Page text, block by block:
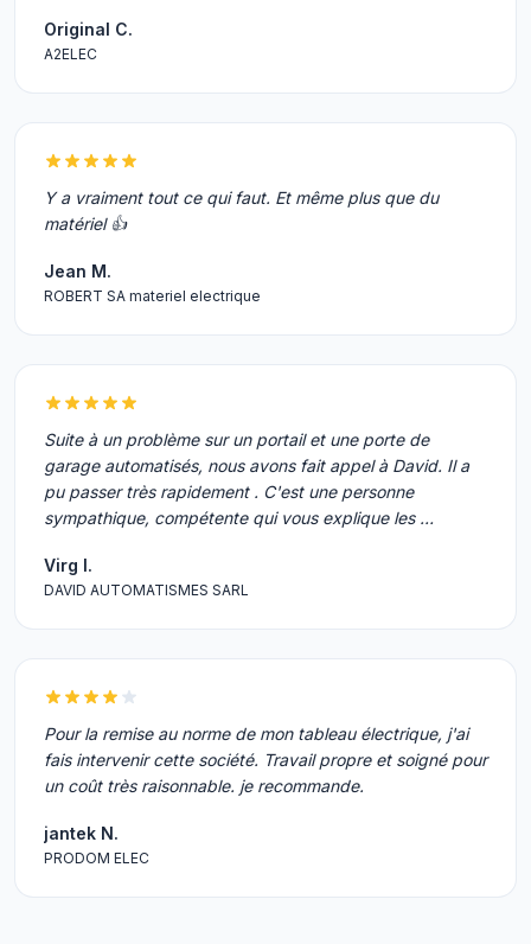
Original C.
A2ELEC
Y a vraiment tout ce qui faut. Et même plus que du
matériel 👍
Jean M.
ROBERT SA materiel electrique
Suite à un problème sur un portail et une porte de
garage automatisés, nous avons fait appel à David. Il a
pu passer très rapidement . C'est une personne
sympathique, compétente qui vous explique les …
Virg I.
DAVID AUTOMATISMES SARL
Pour la remise au norme de mon tableau électrique, j'ai
fais intervenir cette société. Travail propre et soigné pour
un coût très raisonnable. je recommande.
jantek N.
PRODOM ELEC